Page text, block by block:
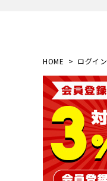
HOME ログイン